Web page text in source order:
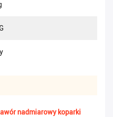
nadmiarowy koparki